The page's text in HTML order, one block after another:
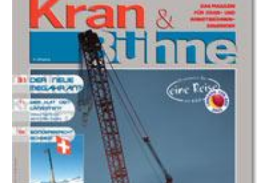
VIDEOS
BIBLIOTHEK
KRAN & BÜHNE
MEDIADATEN
WÄHRUNGSRECHNER
EINHEITENKONVERTER
KONTAKT